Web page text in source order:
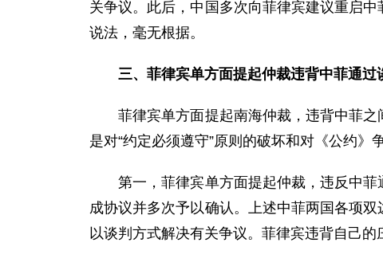
关争议。此后，中国多次向菲律宾建议重启
说法，毫无根据。
三、菲律宾单方面提起仲裁违背中菲通过
菲律宾单方面提起南海仲裁，违背中菲之
是对“约定必须遵守”原则的破坏和对《公约》
第一，菲律宾单方面提起仲裁，违反中菲
成协议并多次予以确认。上述中菲两国各项
以谈判方式解决有关争议。菲律宾违背自己的